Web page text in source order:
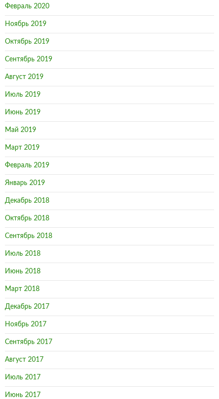
Февраль 2020
Ноябрь 2019
Октябрь 2019
Сентябрь 2019
Август 2019
Июль 2019
Июнь 2019
Май 2019
Март 2019
Февраль 2019
Январь 2019
Декабрь 2018
Октябрь 2018
Сентябрь 2018
Июль 2018
Июнь 2018
Март 2018
Декабрь 2017
Ноябрь 2017
Сентябрь 2017
Август 2017
Июль 2017
Июнь 2017